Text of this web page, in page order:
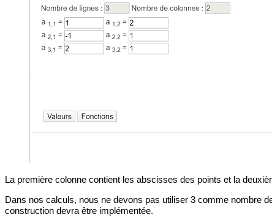
La première colonne contient les abscisses des points et la
Dans nos calculs, nous ne devons pas utiliser 3 comme nombre
construction devra être implémentée.